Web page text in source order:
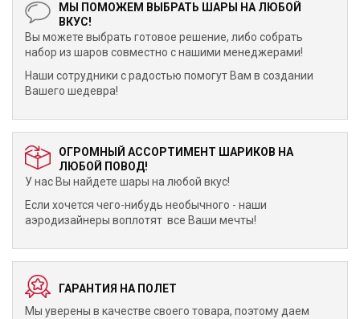
МЫ ПОМОЖЕМ ВЫБРАТЬ ШАРЫ НА ЛЮБОЙ
ВКУС!
Вы можете выбрать готовое решение, либо собрать
набор из шаров совместно с нашими менеджерами!
Наши сотрудники с радостью помогут Вам в создании
Вашего шедевра!
ОГРОМНЫЙ АССОРТИМЕНТ ШАРИКОВ НА
ЛЮБОЙ ПОВОД!
У нас Вы найдете шары на любой вкус!
Если хочется чего-нибудь необычного - наши
аэродизайнеры воплотят все Ваши мечты!
ГАРАНТИЯ НА ПОЛЕТ
Мы уверены в качестве своего товара, поэтому даем